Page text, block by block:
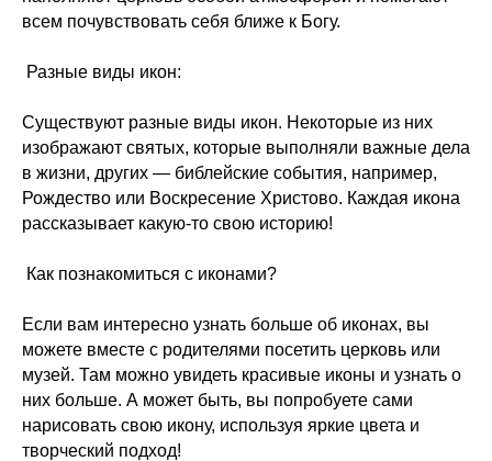
всем почувствовать себя ближе к Богу.
Разные виды икон:
Существуют разные виды икон. Некоторые из них
изображают святых, которые выполняли важные дела
в жизни, других — библейские события, например,
Рождество или Воскресение Христово. Каждая икона
рассказывает какую-то свою историю!
Как познакомиться с иконами?
Если вам интересно узнать больше об иконах, вы
можете вместе с родителями посетить церковь или
музей. Там можно увидеть красивые иконы и узнать о
них больше. А может быть, вы попробуете сами
нарисовать свою икону, используя яркие цвета и
творческий подход!
Контакты
+7 920 395 26 95
reflection44@yandex.ru